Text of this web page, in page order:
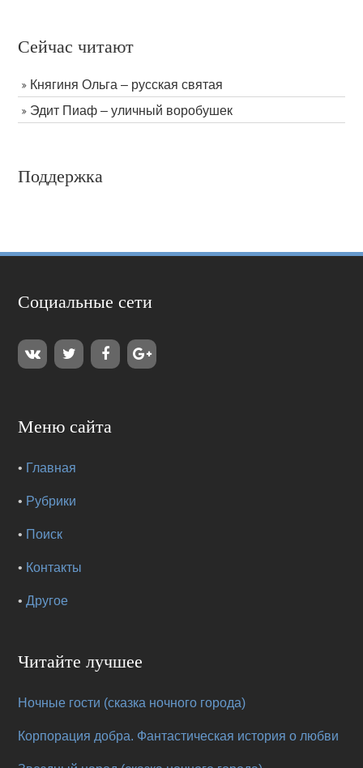
Сейчас читают
Княгиня Ольга – русская святая
Эдит Пиаф – уличный воробушек
Поддержка
Социальные сети
Меню сайта
• Главная
• Рубрики
• Поиск
• Контакты
•Другое
Читайте лучшее
Ночные гости (сказка ночного города)
Корпорация добра. Фантастическая история о любви